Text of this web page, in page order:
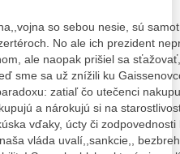
so sebou nesie, sú
No ale ich prezident
ale naopak prišiel sa
sme sa už znížili ku
zatiaľ čo utečenci
a nárokujú si na
vďaky, úcty či
vláda uvalí,,sankcie,,